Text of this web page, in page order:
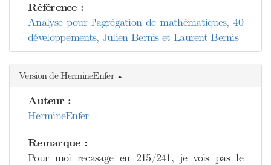
Référence :
Analyse pour l'agrégation de mathématiques, 40
développements, Julien Bernis et Laurent Bernis
Version de HermineEnfer
Auteur :
HermineEnfer
Remarque :
Pour moi recasage en 215/241, je vois pas le